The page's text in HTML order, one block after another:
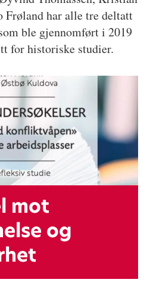
Frøland har alle tre deltatt
ble gjennomført i 2019
for historiske studier.
mot
og